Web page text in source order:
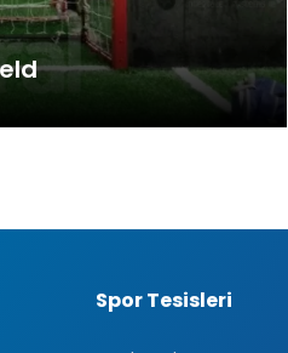
Integral Spor
Spor Tesisleri
siteye nasıl geçtiğini
iyileştirerek performans
tespitini
veya en çok ziyaret edilen
Reklam Çerezleri
özelleştirilmiş reklamların